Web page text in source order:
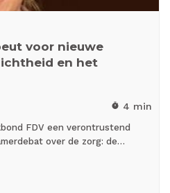
voor nieuwe
en het
timer 4 min
FDV een verontrustend
over de zorg: de…